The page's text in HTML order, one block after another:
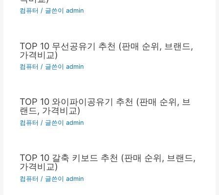
컴퓨터 / 글쓴이admin
TOP 10 무선공유기 추천 (판매 순위, 브랜드,
가격비교)
컴퓨터 / 글쓴이admin
TOP 10 와이파이공유기 추천 (판매 순위, 브
랜드, 가격비교)
컴퓨터 / 글쓴이admin
TOP 10 갈축 키보드 추천 (판매 순위, 브랜드,
가격비교)
컴퓨터 / 글쓴이admin